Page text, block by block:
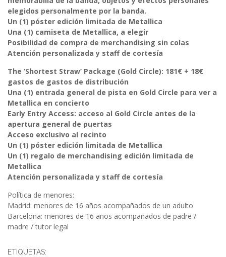
elegidos personalmente por la banda.
Un (1) póster edición limitada de Metallica
Una (1) camiseta de Metallica, a elegir
Posibilidad de compra de merchandising sin colas
Atención personalizada y staff de cortesía
The ‘Shortest Straw’ Package (Gold Circle): 181€ + 18€
gastos de gastos de distribución
Una (1) entrada general de pista en Gold Circle para ver a
Metallica en concierto
Early Entry Access: acceso al Gold Circle antes de la
apertura general de puertas
Acceso exclusivo al recinto
Un (1) póster edición limitada de Metallica
Un (1) regalo de merchandising edición limitada de
Metallica
Atención personalizada y staff de cortesía
Política de menores:
Madrid: menores de 16 años acompañados de un adulto
Barcelona: menores de 16 años acompañados de padre /
madre / tutor legal
ETIQUETAS: